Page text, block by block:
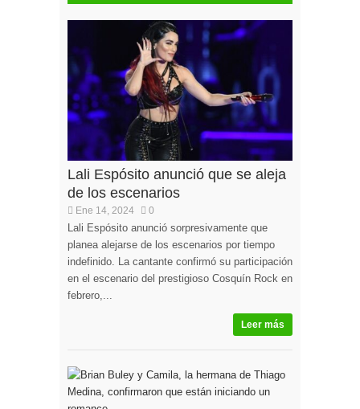
Lali Espósito anunció que se aleja
de los escenarios
Ene 14, 2024 0
Lali Espósito anunció sorpresivamente que
planea alejarse de los escenarios por tiempo
indefinido. La cantante confirmó su participación
en el escenario del prestigioso Cosquín Rock en
febrero,...
Leer más